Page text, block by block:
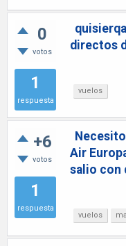
0
votos
1
respuesta
directos
vuelos
+6
votos
1
respuesta
Air
salio con
vuelos